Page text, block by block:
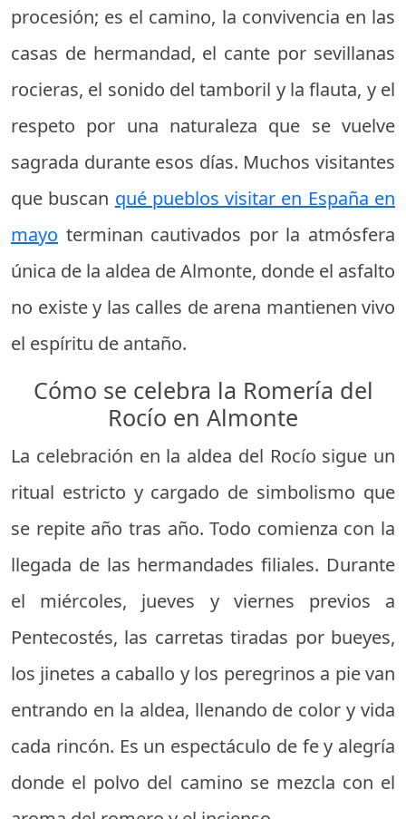
procesión; es el camino, la convivencia en las
casas de hermandad, el cante por sevillanas
rocieras, el sonido del tamboril y la flauta, y el
respeto por una naturaleza que se vuelve
sagrada durante esos días. Muchos visitantes
que buscan qué pueblos visitar en España en
mayo terminan cautivados por la atmósfera
única de la aldea de Almonte, donde el asfalto
no existe y las calles de arena mantienen vivo
el espíritu de antaño.
Cómo se celebra la Romería del
Rocío en Almonte
La celebración en la aldea del Rocío sigue un
ritual estricto y cargado de simbolismo que
se repite año tras año. Todo comienza con la
llegada de las hermandades filiales. Durante
el miércoles, jueves y viernes previos a
Pentecostés, las carretas tiradas por bueyes,
los jinetes a caballo y los peregrinos a pie van
entrando en la aldea, llenando de color y vida
cada rincón. Es un espectáculo de fe y alegría
donde el polvo del camino se mezcla con el